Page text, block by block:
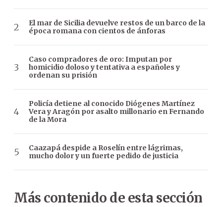
El mar de Sicilia devuelve restos de un barco de la
época romana con cientos de ánforas
Caso compradores de oro: Imputan por
homicidio doloso y tentativa a españoles y
ordenan su prisión
Policía detiene al conocido Diógenes Martínez
Vera y Aragón por asalto millonario en Fernando
de la Mora
Caazapá despide a Roselín entre lágrimas,
mucho dolor y un fuerte pedido de justicia
Más contenido de esta sección